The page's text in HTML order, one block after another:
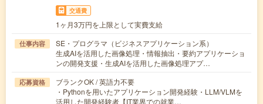
交通費
1ヶ月3万円を上限として実費支給
仕事内容
SE・プログラマ（ビジネスアプリケーション系）
生成AIを活用した画像処理・情報抽出・要約アプリケーショ
ンの開発支援・生成AIを活用した画像処理アプ…
応募資格
ブランクOK / 英語力不要
・Pythonを用いたアプリケーション開発経験・LLM/VLMを
活用した開発経験者【IT業界での就業…